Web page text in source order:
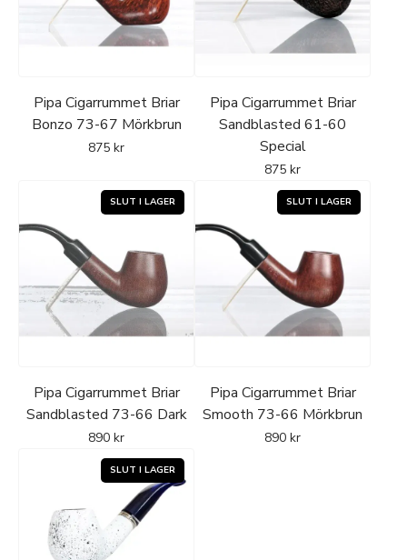
Pipa Cigarrummet Briar
Bonzo 73-67 Mörkbrun
875 kr
Pipa Cigarrummet Briar
Sandblasted 61-60
Special
875 kr
Pipa Cigarrummet Briar
Sandblasted 73-66 Dark
890 kr
Pipa Cigarrummet Briar
Smooth 73-66 Mörkbrun
890 kr